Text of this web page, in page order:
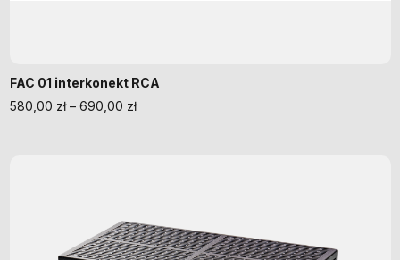
FAC 01 interkonekt RCA
580,00 zł– 690,00 zł